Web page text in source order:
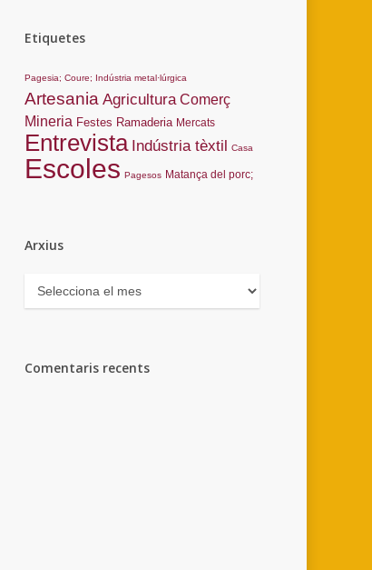
Etiquetes
Pagesia; Coure; Indústria metal·lúrgica
Artesania Agricultura Comerç
Mineria Festes Ramaderia Mercats
Entrevista Indústria tèxtil Casa
Escoles Pagesos Matança del porc;
Arxius
Arxius
Comentaris recents